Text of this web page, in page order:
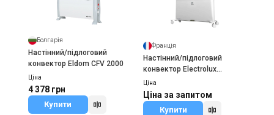
Болгарія
Настінний/підлоговий
конвектор Eldom CFV 2000
Ціна
4 378 грн
Купити
Франція
Настінний/підлоговий
конвектор Electrolux
ECH/AGI-1500
Ціна
Ціна за запитом
Купити